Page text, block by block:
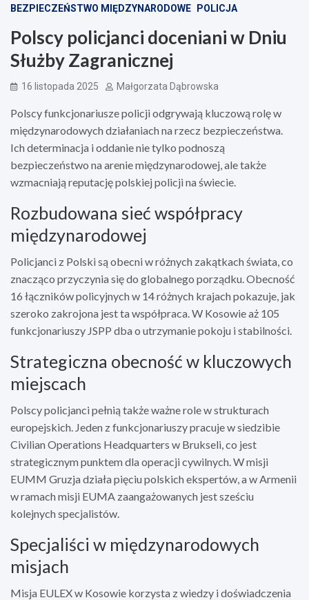
BEZPIECZEŃSTWO MIĘDZYNARODOWE POLICJA
Polscy policjanci doceniani w Dniu
Służby Zagranicznej
16 listopada 2025 Małgorzata Dąbrowska
Polscy funkcjonariusze policji odgrywają kluczową rolę w
międzynarodowych działaniach na rzecz bezpieczeństwa.
Ich determinacja i oddanie nie tylko podnoszą
bezpieczeństwo na arenie międzynarodowej, ale także
wzmacniają reputację polskiej policji na świecie.
Rozbudowana sieć współpracy
międzynarodowej
Policjanci z Polski są obecni w różnych zakątkach świata, co
znacząco przyczynia się do globalnego porządku. Obecność
16 łączników policyjnych w 14 różnych krajach pokazuje, jak
szeroko zakrojona jest ta współpraca. W Kosowie aż 105
funkcjonariuszy JSPP dba o utrzymanie pokoju i stabilności.
Strategiczna obecność w kluczowych
miejscach
Polscy policjanci pełnią także ważne role w strukturach
europejskich. Jeden z funkcjonariuszy pracuje w siedzibie
Civilian Operations Headquarters w Brukseli, co jest
strategicznym punktem dla operacji cywilnych. W misji
EUMM Gruzja działa pięciu polskich ekspertów, a w Armenii
w ramach misji EUMA zaangażowanych jest sześciu
kolejnych specjalistów.
Specjaliści w międzynarodowych
misjach
Misja EULEX w Kosowie korzysta z wiedzy i doświadczenia